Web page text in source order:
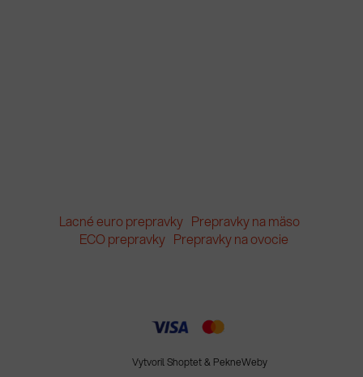
Lacné euro prepravky Prepravky na mäso
ECO prepravky Prepravky na ovocie
Vytvoril Shoptet& PekneWeby